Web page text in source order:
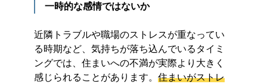
一時的な感情ではないか
近隣トラブルや職場のストレスが重なってい
る時期など、気持ちが落ち込んでいるタイミ
ングでは、住まいへの不満が実際より大きく
感じられることがあります。 住まいがストレ